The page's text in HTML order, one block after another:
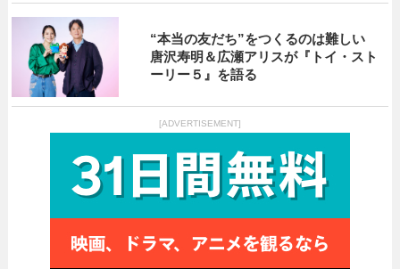
“本当の友だち”をつくるのは難しい
唐沢寿明＆広瀬アリスが『トイ・スト
ーリー５』を語る
[ADVERTISEMENT]